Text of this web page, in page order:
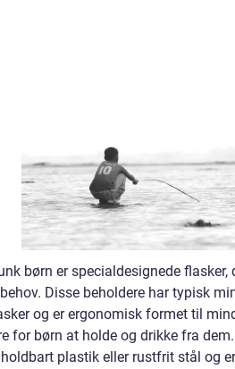
børn er specialdesignede
Disse beholdere har typisk
og er ergonomisk formet til
for børn at holde og drikke fra
plastik eller rustfrit stål og